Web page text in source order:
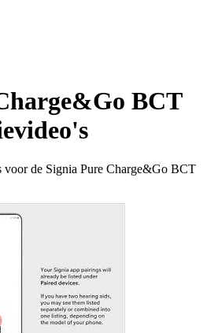
BCT
voor de Signia Pure Charge&Go BCT